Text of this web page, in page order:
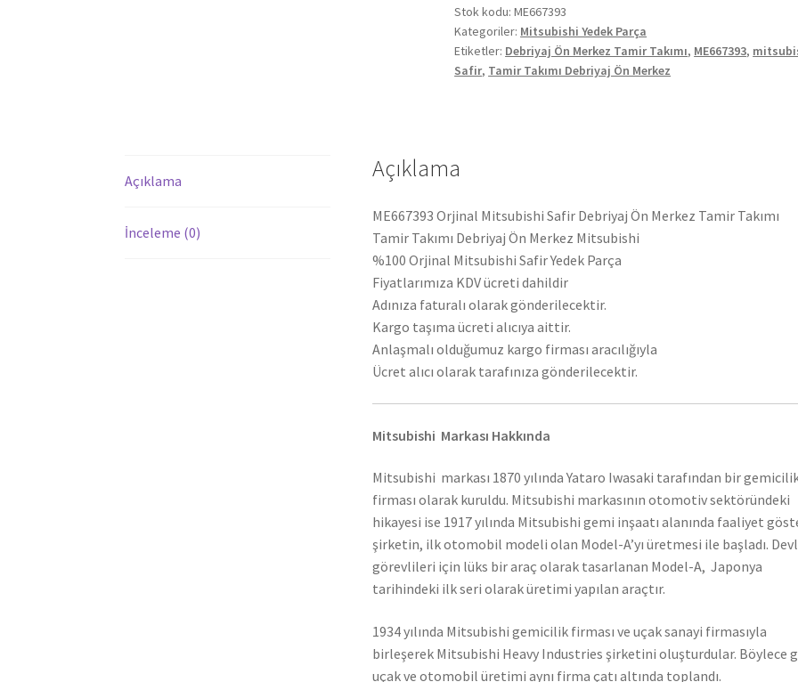
Ön
Merkez
Tamir
Takımı
Stok kodu:ME667393
Kategoriler: Mitsubishi Yedek Parça
Etiketler: Debriyaj Ön Merkez Tamir Takımı, ME667393,
Safir, Tamir Takımı Debriyaj Ön Merkez
Açıklama
İnceleme (0)
Açıklama
ME667393 Orjinal Mitsubishi Safir Debriyaj Ön Merkez Tamir Takımı
Tamir Takımı Debriyaj Ön Merkez Mitsubishi
%100 Orjinal Mitsubishi Safir Yedek Parça
Fiyatlarımıza KDV ücreti dahildir
Adınıza faturalı olarak gönderilecektir.
Kargo taşıma ücreti alıcıya aittir.
Anlaşmalı olduğumuz kargo firması aracılığıyla
Ücret alıcı olarak tarafınıza gönderilecektir.
Mitsubishi Markası Hakkında
Mitsubishi markası 1870 yılında Yataro Iwasaki tarafından bir
firması olarak kuruldu. Mitsubishi markasının otomotiv sektöründeki
hikayesi ise 1917 yılında Mitsubishi gemi inşaatı alanında faaliyet
şirketin, ilk otomobil modeli olan Model-A’yı üretmesi ile başladı.
görevlileri için lüks bir araç olarak tasarlanan Model-A, Japonya
tarihindeki ilk seri olarak üretimi yapılan araçtır.
1934 yılında Mitsubishi gemicilik firması ve uçak sanayi firmasıyla
birleşerek Mitsubishi Heavy Industries şirketini oluşturdular. Böylece
uçak ve otomobil üretimi aynı firma çatı altında toplandı.